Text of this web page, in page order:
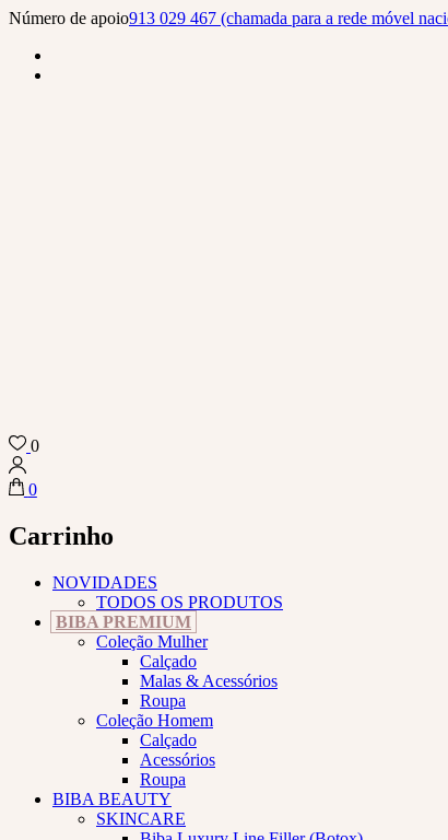
Skip
content
(Press
Número de apoio913 029 467 (chamada para a rede móvel
Biba Concept Store
0
0
Carrinho
NOVIDADES
TODOS OS PRODUTOS
BIBA PREMIUM
Coleção Mulher
Calçado
Malas & Acessórios
Roupa
Coleção Homem
Calçado
Acessórios
Roupa
BIBA BEAUTY
SKINCARE